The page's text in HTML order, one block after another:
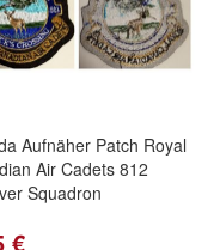
Aufnäher Patch Royal
Air Cadets 812
Squadron
€